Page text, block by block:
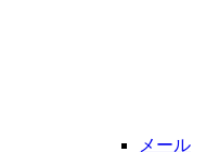
メール